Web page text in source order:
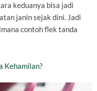
keduanya bisa jadi
janin sejak dini. Jadi
contoh flek tanda
Kehamilan?